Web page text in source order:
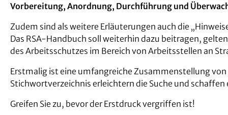
Vorbereitung, Anordnung, Durchführung und
Zudem sind als weitere Erläuterungen auch die
Das RSA-Handbuch soll weiterhin dazu beitragen,
des Arbeitsschutzes im Bereich von Arbeitsstellen an
Erstmalig ist eine umfangreiche Zusammenstellung
Stichwortverzeichnis erleichtern die Suche und
Greifen Sie zu, bevor der Erstdruck vergriffen ist!